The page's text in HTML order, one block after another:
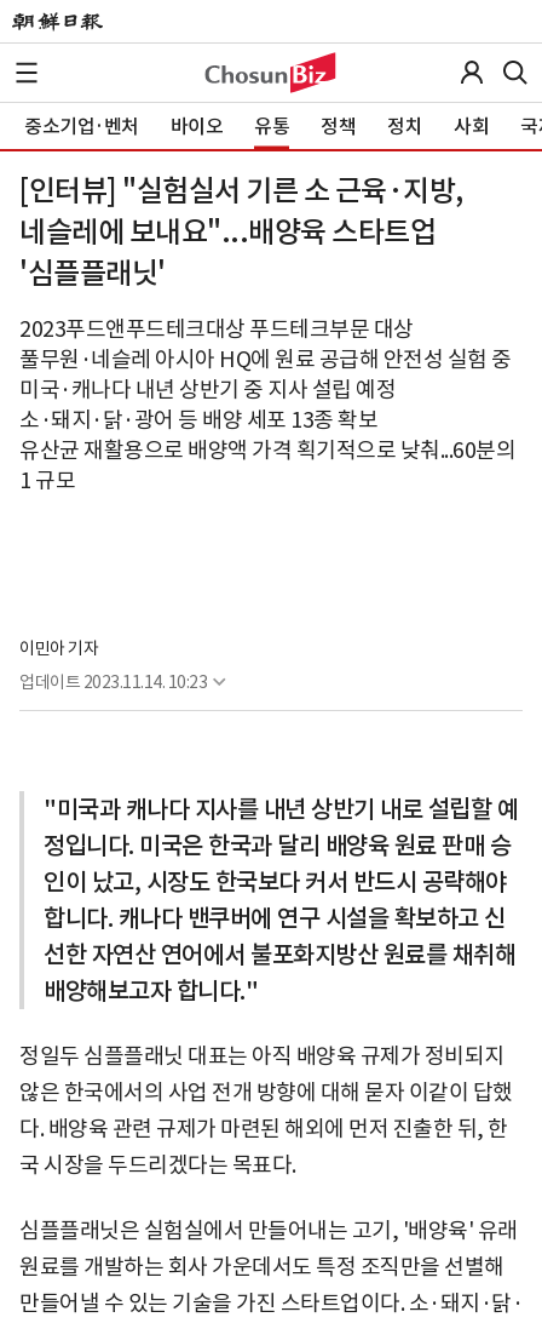
중소기업·벤처 바이오 유통 정책 정치 사회
[인터뷰] "실험실서 기른 소 근육·지방,
네슬레에 보내요"...배양육 스타트업
'심플플래닛'
2023푸드앤푸드테크대상 푸드테크부문 대상
풀무원·네슬레 아시아 HQ에 원료 공급해 안전성 실험 중
미국·캐나다 내년 상반기 중 지사 설립 예정
소·돼지·닭·광어 등 배양 세포 13종 확보
유산균 재활용으로 배양액 가격 획기적으로 낮춰...60분의
1 규모
이민아 기자
업데이트 2023.11.14. 10:23
"미국과 캐나다 지사를 내년 상반기 내로 설립할 예
정입니다. 미국은 한국과 달리 배양육 원료 판매 승
인이 났고, 시장도 한국보다 커서 반드시 공략해야
합니다. 캐나다 밴쿠버에 연구 시설을 확보하고 신
선한 자연산 연어에서 불포화지방산 원료를 채취해
배양해보고자 합니다."
정일두 심플플래닛 대표는 아직 배양육 규제가 정비되지
않은 한국에서의 사업 전개 방향에 대해 묻자 이같이 답했
다. 배양육 관련 규제가 마련된 해외에 먼저 진출한 뒤, 한
국 시장을 두드리겠다는 목표다.
심플플래닛은 실험실에서 만들어내는 고기, '배양육' 유래
원료를 개발하는 회사 가운데서도 특정 조직만을 선별해
만들어낼 수 있는 기술을 가진 스타트업이다. 소·돼지·닭·